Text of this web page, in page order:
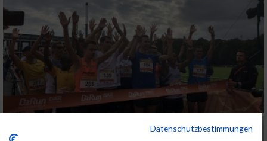
Datenschutzbestimmungen